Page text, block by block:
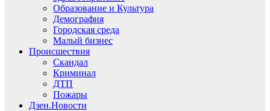
Образование и Культура
Демография
Городская среда
Малый бизнес
Происшествия
Скандал
Криминал
ДТП
Пожары
Дзен.Новости